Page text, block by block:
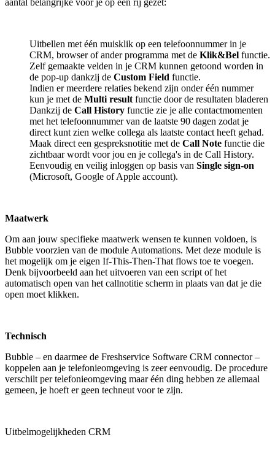
Uitbellen met één muisklik op een telefoonnummer in je
CRM, browser of ander programma met de Klik&Bel functie.
Zelf gemaakte velden in je CRM kunnen getoond worden in
de pop-up dankzij de Custom Field functie.
Indien er meerdere relaties bekend zijn onder één nummer
kun je met de Multi result functie door de resultaten bladeren
Dankzij de Call History functie zie je alle contactmomenten
met het telefoonnummer van de laatste 90 dagen zodat je
direct kunt zien welke collega als laatste contact heeft gehad.
Maak direct een gespreksnotitie met de Call Note functie die
zichtbaar wordt voor jou en je collega's in de Call History.
Eenvoudig en veilig inloggen op basis van Single sign-on
(Microsoft, Google of Apple account).
Maatwerk
Om aan jouw specifieke maatwerk wensen te kunnen voldoen, is
Bubble voorzien van de module Automations. Met deze module is
het mogelijk om je eigen If-This-Then-That flows toe te voegen.
Denk bijvoorbeeld aan het uitvoeren van een script of het
automatisch open van het callnotitie scherm in plaats van dat je die
open moet klikken.
Technisch
Bubble – en daarmee de Freshservice Software CRM connector –
koppelen aan je telefonieomgeving is zeer eenvoudig. De procedure
verschilt per telefonieomgeving maar één ding hebben ze allemaal
gemeen, je hoeft er geen techneut voor te zijn.
Uitbelmogelijkheden CRM